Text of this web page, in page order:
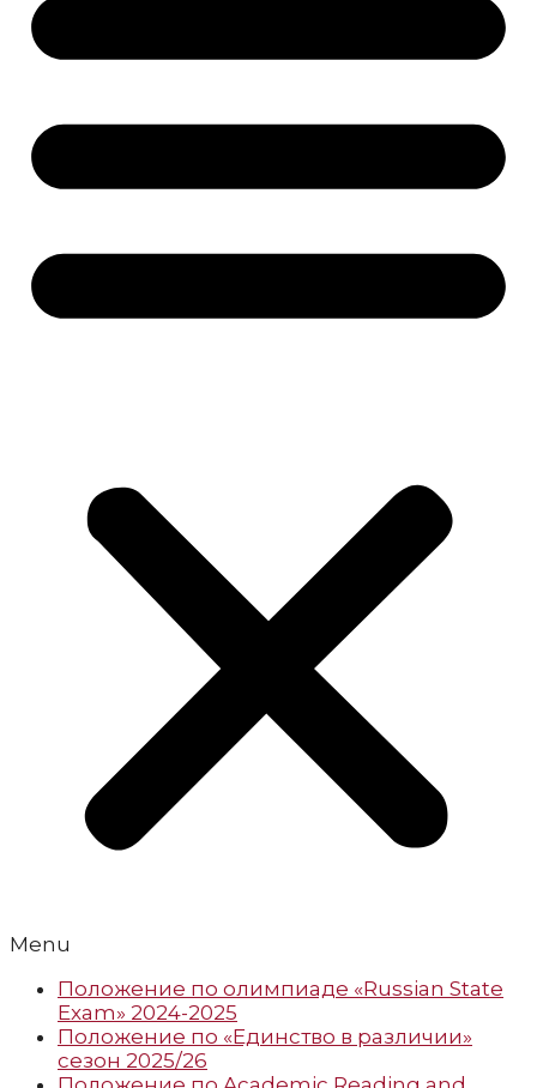
Menu
Положение по олимпиаде «Russian State
Exam» 2024-2025
Положение по «Единство в различии»
сезон 2025/26